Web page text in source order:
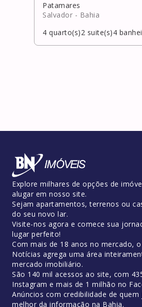
Patamares
Salvador - Bahia
4 quarto(s)2 suite(s)4
Explore milhares de opções de
alugar em nosso site.
Sejam apartamentos, terrenos ou
do seu novo lar.
Visite-nos agora e comece sua
lugar perfeito!
Com mais de 18 anos no mercado,
Notícias agrega uma área
mercado imobiliário.
São 140 mil acessos ao site, com
Instagram e mais de 1 milhão no
Anúncios com credibilidade de
melhor da informação na Bahia.